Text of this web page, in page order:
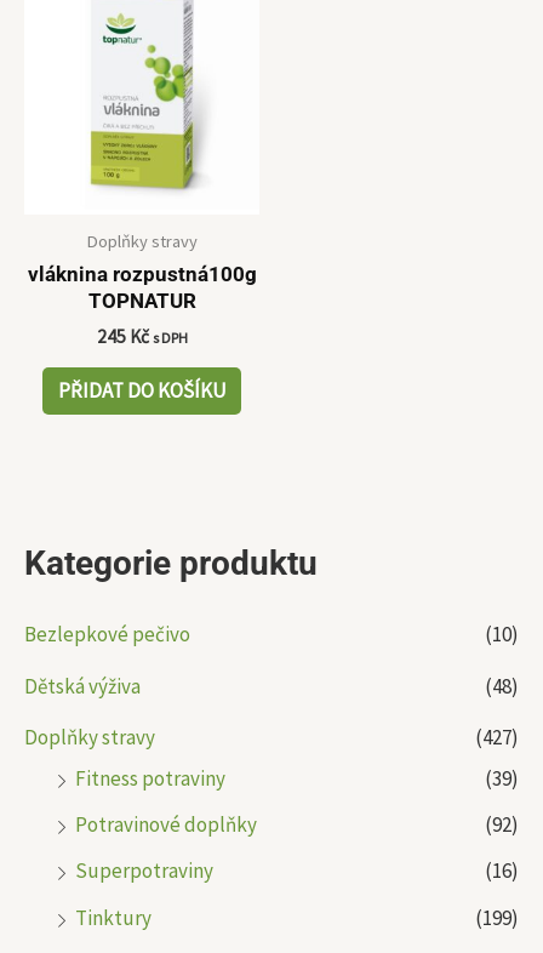
Kategorie produktu
Bezlepkové pečivo
(10)
Dětská výživa
(48)
Doplňky stravy
(427)
Fitness potraviny
(39)
Potravinové doplňky
(92)
Superpotraviny
(16)
Tinktury
(199)
Doplňky stravy
vláknina rozpustná100g
TOPNATUR
245 Kč s DPH
PŘIDAT DO KOŠÍKU